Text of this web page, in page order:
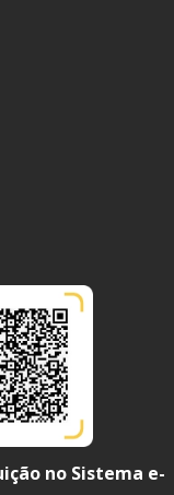
no Sistema e-